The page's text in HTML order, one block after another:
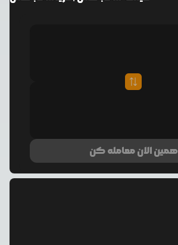
همین الان معامله کن